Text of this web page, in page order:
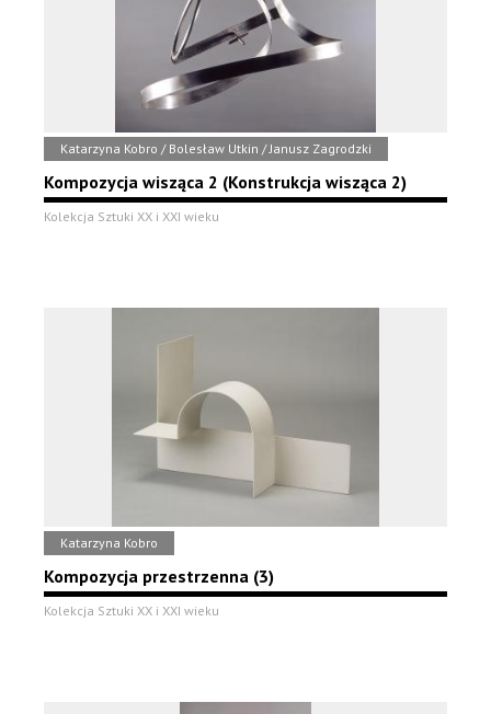
Katarzyna Kobro / Bolesław Utkin / Janusz Zagrodzki
Kompozycja wisząca 2 (Konstrukcja wisząca 2)
Kolekcja Sztuki XX i XXI wieku
Katarzyna Kobro
Kompozycja przestrzenna (3)
Kolekcja Sztuki XX i XXI wieku